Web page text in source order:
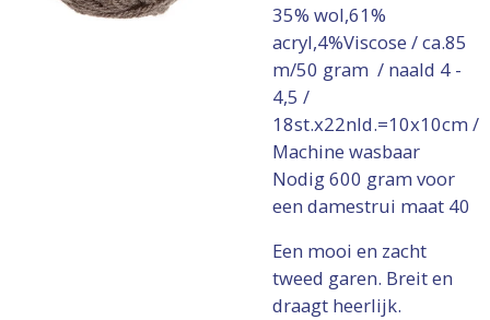
35% wol,61%
acryl,4%Viscose / ca.85
m/50 gram / naald 4 -
4,5 /
18st.x22nld.=10x10cm /
Machine wasbaar
Nodig 600 gram voor
een damestrui maat 40
Een mooi en zacht
tweed garen. Breit en
draagt heerlijk.